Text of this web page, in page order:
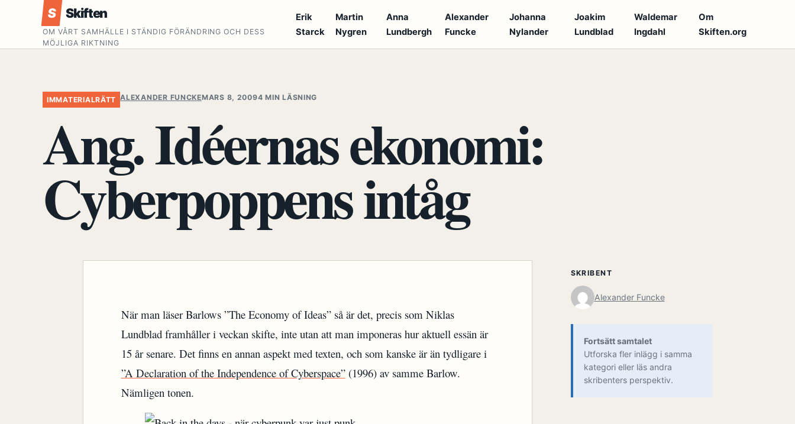
S Skiften
OM VÅRT SAMHÄLLE I STÄNDIG FÖRÄNDRING OCH DESS
MÖJLIGA RIKTNING
Erik
Starck
Martin
Nygren
Anna
Lundbergh
Alexander
Funcke
Johanna
Nylander
Joakim
Lundblad
Waldemar
Ingdahl
Om
Skiften.org
IMMATERIALRÄTT ALEXANDER FUNCKEMARS 8, 20094 MIN LÄSNING
Ang. Idéernas ekonomi:
Cyberpoppens intåg
När man läser Barlows ”The Economy of Ideas” så är det, precis som Niklas
Lundblad framhåller i veckan skifte, inte utan att man imponeras hur aktuell essän är
15 år senare. Det finns en annan aspekt med texten, och som kanske är än tydligare i
”A Declaration of the Independence of Cyberspace”(1996) av samme Barlow.
Nämligen tonen.
SKRIBENT
Alexander Funcke
Fortsätt samtalet
Utforska fler inlägg i samma
kategori eller läs andra
skribenters perspektiv.